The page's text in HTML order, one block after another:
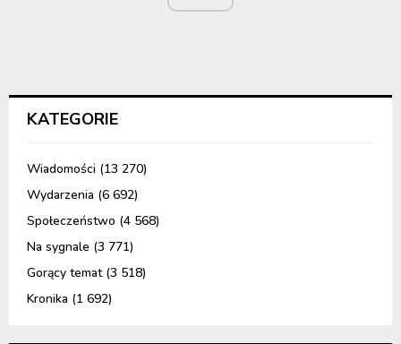
KATEGORIE
Wiadomości (13 270)
Wydarzenia (6 692)
Społeczeństwo (4 568)
Na sygnale (3 771)
Gorący temat(3 518)
Kronika (1 692)